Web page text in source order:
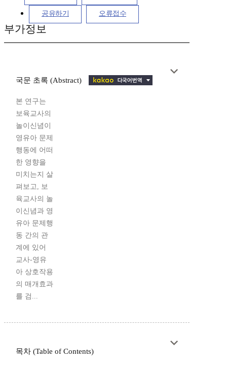
공유하기 오류접수
부가정보
국문 초록 (Abstract)
본 연구는
보육교사의
놀이신념이
영유아 문제
행동에 어떠
한 영향을
미치는지 살
펴보고, 보
육교사의 놀
이신념과 영
유아 문제행
동 간의 관
계에 있어
교사-영유
아 상호작용
의 매개효과
를 검...
목차 (Table of Contents)